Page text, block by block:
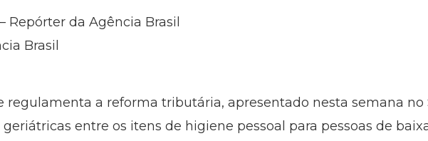
Repórter da Agência Brasil
Brasil
regulamenta a reforma tributária, apresentado nesta semana no
entre os itens de higiene pessoal para pessoas de